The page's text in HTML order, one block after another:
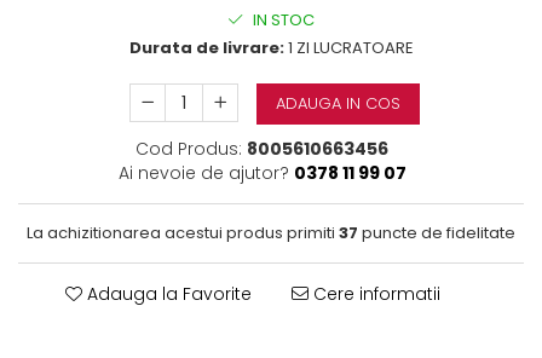
IN STOC
Durata de livrare:1 ZI LUCRATOARE
ADAUGA IN COS
Cod Produs: 8005610663456
Ai nevoie de ajutor? 0378 11 99 07
La achizitionarea acestui produs primiti 37 puncte de fidelitate
Adauga la Favorite Cere informatii